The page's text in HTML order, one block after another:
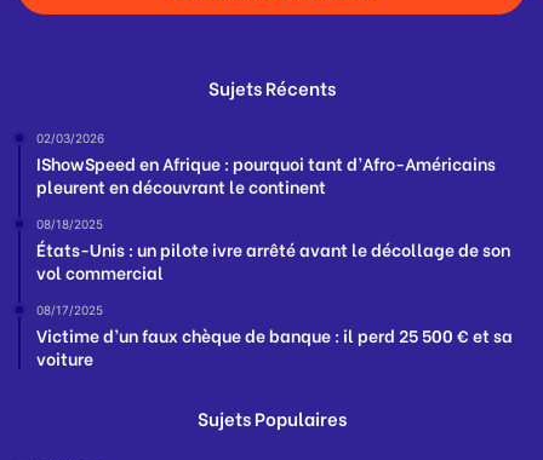
Sujets Récents
02/03/2026
IShowSpeed en Afrique : pourquoi tant d’Afro-Américains
pleurent en découvrant le continent
08/18/2025
États-Unis : un pilote ivre arrêté avant le décollage de son
vol commercial
08/17/2025
Victime d’un faux chèque de banque : il perd 25 500 € et sa
voiture
Sujets Populaires